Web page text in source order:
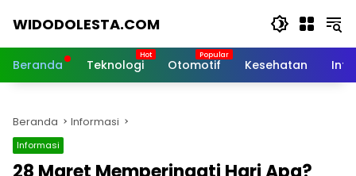
WIDODOLESTA.COM
dan
Terkini
Beranda Teknologi Otomotif Kesehatan
Beranda Informasi
Informasi